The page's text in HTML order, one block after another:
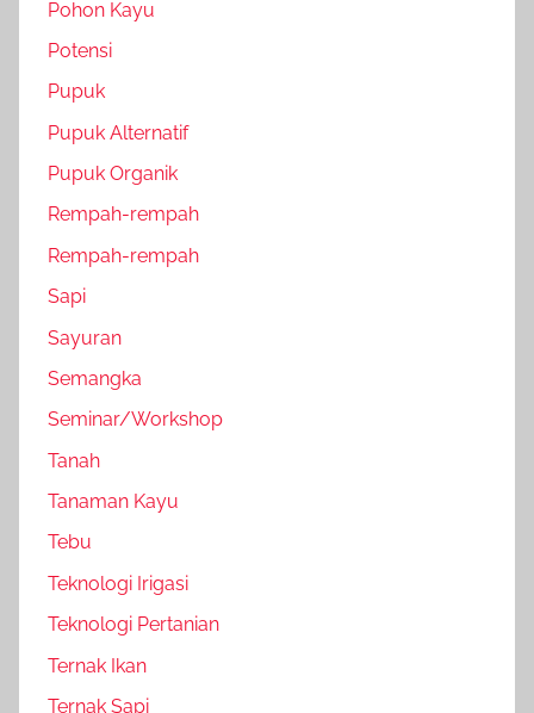
Pohon Kayu
Potensi
Pupuk
Pupuk Alternatif
Pupuk Organik
Rempah-rempah
Rempah-rempah
Sapi
Sayuran
Semangka
Seminar/Workshop
Tanah
Tanaman Kayu
Tebu
Teknologi Irigasi
Teknologi Pertanian
Ternak Ikan
Ternak Sapi